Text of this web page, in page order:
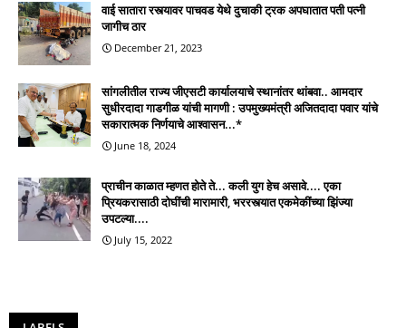
वाई सातारा रस्त्यावर पाचवड येथे दुचाकी ट्रक अपघातात पती पत्नी
जागीच ठार
December 21, 2023
सांगलीतील राज्य जीएसटी कार्यालयाचे स्थानांतर थांबवा.. आमदार
सुधीरदादा गाडगीळ यांची मागणी : उपमुख्यमंत्री अजितदादा पवार यांचे
सकारात्मक निर्णयाचे आश्वासन...*
June 18, 2024
प्राचीन काळात म्हणत होते ते... कली युग हेच असावे.... एका
प्रियकरासाठी दोघींची मारामारी, भररस्त्यात एकमेकींच्या झिंज्या
उपटल्या....
July 15, 2022